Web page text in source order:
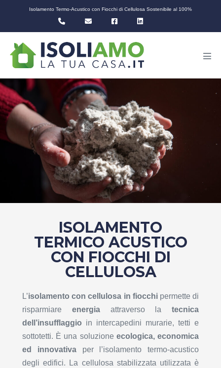
contenuto
Isolamento Termo-Acustico con Fiocchi di Cellulosa Sostenibile al 100%
ISOLAMENTO
TERMICO ACUSTICO
CON FIOCCHI DI
CELLULOSA
L’isolamento con cellulosa in fiocchi permette di
risparmiare energiaattraverso latecnica
dell’insufflaggio in intercapedini murarie, tetti e
sottotetti. È una soluzione ecologica, economica
ed innovativaper l’isolamento termo-acustico
degli edifici. La cellulosa stabilizzata utilizzata è